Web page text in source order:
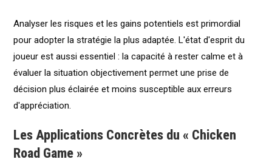
Analyser les risques et les gains potentiels est primordial
pour adopter la stratégie la plus adaptée. L'état d'esprit du
joueur est aussi essentiel : la capacité à rester calme et à
évaluer la situation objectivement permet une prise de
décision plus éclairée et moins susceptible aux erreurs
d'appréciation.
Les Applications Concrètes du « Chicken
Road Game »